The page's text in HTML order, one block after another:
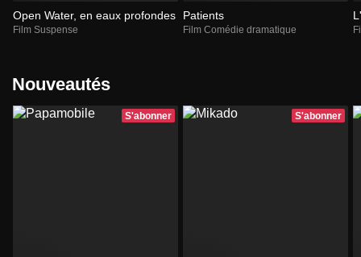
Open Water, en eaux profondes
Film Suspense
Patients
Film Comédie dramatique
Nouveautés
S'abonner S'abonner